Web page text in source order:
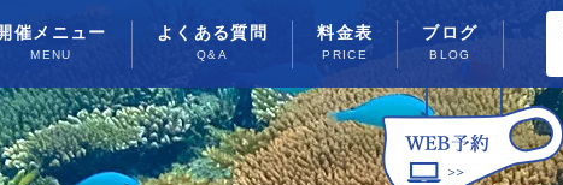
催メニュー
MENU
よくある質問
Q&A
料金表
PRICE
ブログ
BLOG